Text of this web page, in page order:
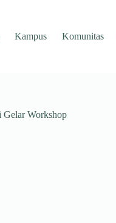
Kampus Komunitas